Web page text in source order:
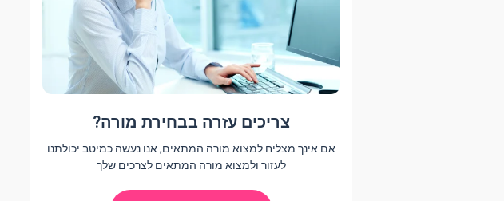
צריכים עזרה בבחירת מורה?
אם אינך מצליח למצוא מורה המתאים, אנו נעשה כמיטב יכולתנו
לעזור ולמצוא מורה המתאים לצרכים שלך